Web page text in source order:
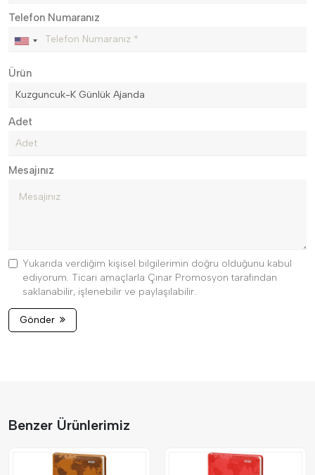
Telefon Numaranız
Ürün
Adet
Mesajınız
Yukarıda verdiğim kişisel bilgilerimin doğru olduğunu kabul
ediyorum. Ticari amaçlarla Çınar Promosyon tarafından
saklanabilir, işlenebilir ve paylaşılabilir.
Gönder
Benzer Ürünlerimiz